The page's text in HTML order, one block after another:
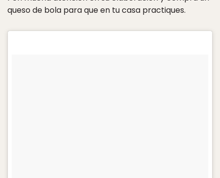
queso de bola para que en tu casa practiques.